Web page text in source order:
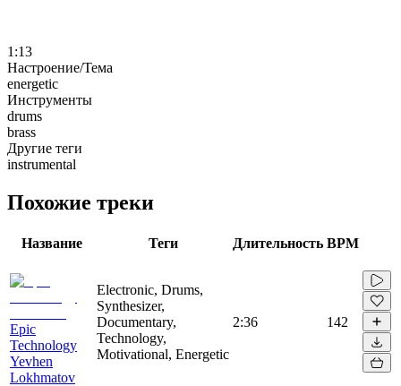
1:13
Настроение/Тема
energetic
Инструменты
drums
brass
Другие теги
instrumental
Похожие треки
Название Теги Длительность BPM
Epic
Technology
Yevhen
Lokhmatov
Electronic, Drums,
Synthesizer,
Documentary,
Technology,
Motivational, Energetic
2:36 142